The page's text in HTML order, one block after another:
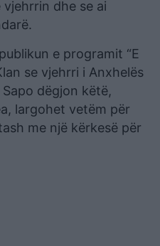
dhe se ai
e programit “E
se vjehrri i Anxhelës
dëgjon këtë,
largohet vetëm për
me një kërkesë për